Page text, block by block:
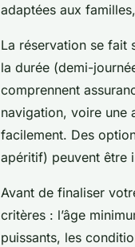
adaptées aux
La réservation se fait
la durée (demi-
comprennent
navigation, voire une
facilement. Des
apéritif) peuvent être
Avant de finaliser
critères : l’âge
puissants, les